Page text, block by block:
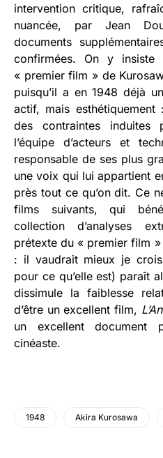
intervention critique,
nuancée, par Jean
documents
confirmées. On y
« premier film » de
puisqu’il a en 1948 déjà
actif, mais
des contraintes induites
l’équipe d’acteurs et
responsable de ses plus
une voix qui lui appartient
près tout ce qu’on dit. Ce
films suivants, qui
collection d’analyses
prétexte du « premier film
: il vaudrait mieux je
pour ce qu’elle est) paraît
dissimule la faiblesse
d’être un excellent film,
un excellent document
cinéaste.
1948 Akira Kurosawa